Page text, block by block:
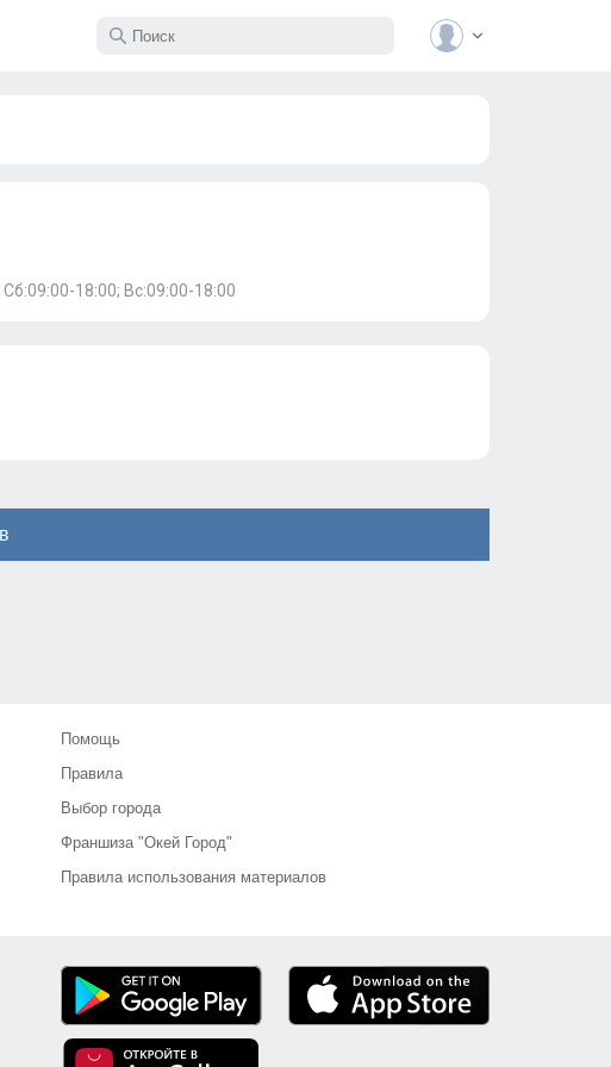
18:00; Вс:09:00-18:00
Помощь
Правила
Выбор города
Франшиза "Окей Город"
Правила использования материалов